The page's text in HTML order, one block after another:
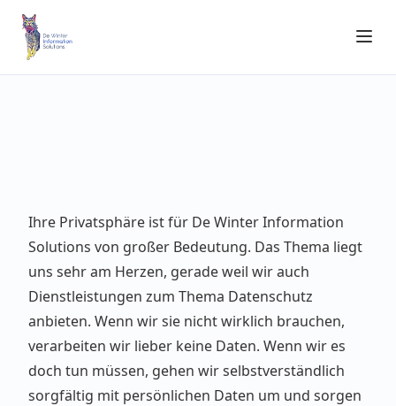
Ihre Privatsphäre ist für De Winter Information
Solutions von großer Bedeutung. Das Thema liegt
uns sehr am Herzen, gerade weil wir auch
Dienstleistungen zum Thema Datenschutz
anbieten. Wenn wir sie nicht wirklich brauchen,
verarbeiten wir lieber keine Daten. Wenn wir es
doch tun müssen, gehen wir selbstverständlich
sorgfältig mit persönlichen Daten um und sorgen